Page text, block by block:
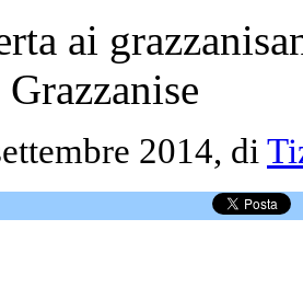
ai
2014, di